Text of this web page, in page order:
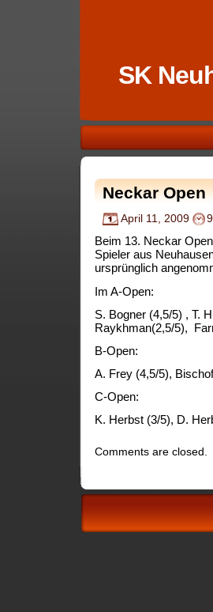
SK
Neckar Open
April 11, 2009
Beim 13. Neckar
Spieler aus
ursprünglich
Im A-Open:
S. Bogner (4,5/5) , T.
Raykhman(2,5/5),
B-Open:
A. Frey (4,5/5),
C-Open:
K. Herbst (3/5), D.
Comments are closed.